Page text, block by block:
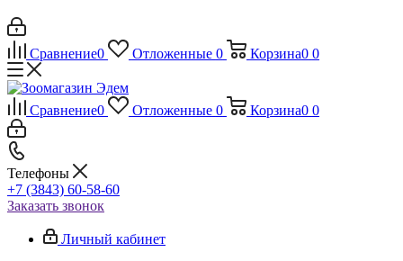
Сравнение0 Отложенные 0 Корзина0 0
Сравнение0 Отложенные 0 Корзина0 0
Телефоны
+7 (3843) 60-58-60
Заказать звонок
Личный кабинет